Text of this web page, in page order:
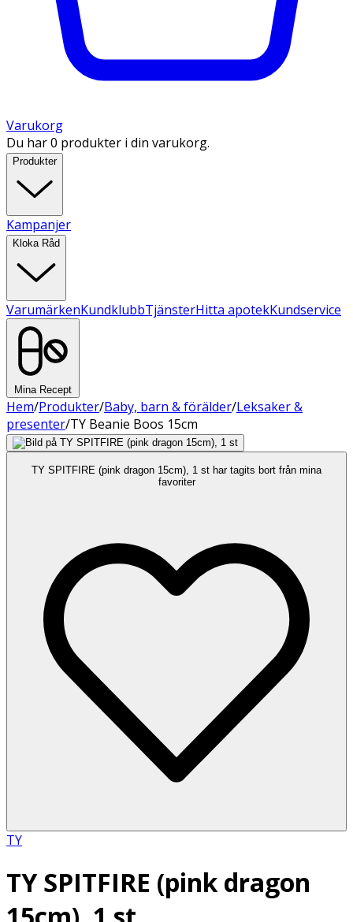
Varukorg
Du har 0 produkter i din varukorg.
Produkter
Kampanjer
Kloka Råd
VarumärkenKundklubbTjänsterHitta apotekKundservice
Mina Recept
Hem/Produkter/Baby, barn & förälder/Leksaker &
presenter/TY Beanie Boos 15cm
TY SPITFIRE (pink dragon 15cm), 1 st har tagits bort från mina
favoriter
TY
TY SPITFIRE (pink dragon